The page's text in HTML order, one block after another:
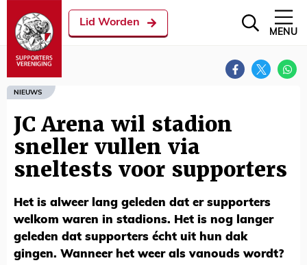
Lid Worden
MENU
NIEUWS
JC Arena wil stadion
sneller vullen via
sneltests voor supporters
Het is alweer lang geleden dat er supporters
welkom waren in stadions. Het is nog langer
geleden dat supporters écht uit hun dak
gingen. Wanneer het weer als vanouds wordt?